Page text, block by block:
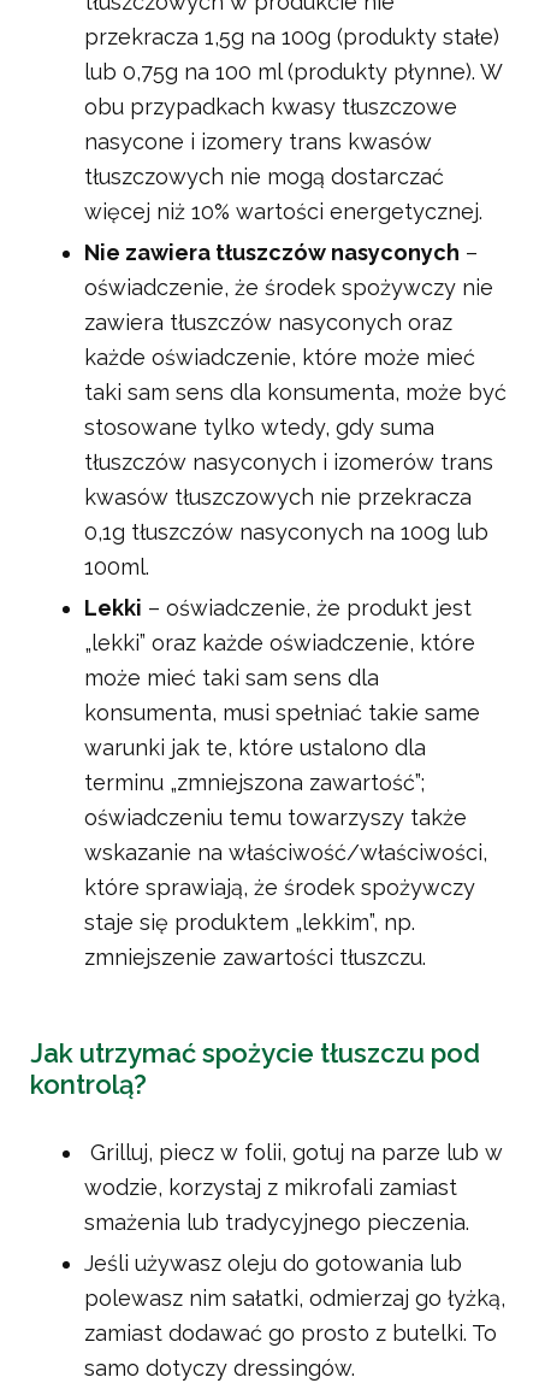
przekracza 1,5g na 100g (produkty stałe)
lub 0,75g na 100 ml (produkty płynne). W
obu przypadkach kwasy tłuszczowe
nasycone i izomery trans kwasów
tłuszczowych nie mogą dostarczać
więcej niż 10% wartości energetycznej.
Nie zawiera tłuszczów nasyconych –
oświadczenie, że środek spożywczy nie
zawiera tłuszczów nasyconych oraz
każde oświadczenie, które może mieć
taki sam sens dla konsumenta, może być
stosowane tylko wtedy, gdy suma
tłuszczów nasyconych i izomerów trans
kwasów tłuszczowych nie przekracza
0,1g tłuszczów nasyconych na 100g lub
100ml.
Lekki – oświadczenie, że produkt jest
„lekki” oraz każde oświadczenie, które
może mieć taki sam sens dla
konsumenta, musi spełniać takie same
warunki jak te, które ustalono dla
terminu „zmniejszona zawartość”;
oświadczeniu temu towarzyszy także
wskazanie na właściwość/właściwości,
które sprawiają, że środek spożywczy
staje się produktem „lekkim”, np.
zmniejszenie zawartości tłuszczu.
Jak utrzymać spożycie tłuszczu pod
kontrolą?
Grilluj, piecz w folii, gotuj na parze lub w
wodzie, korzystaj z mikrofali zamiast
smażenia lub tradycyjnego pieczenia.
Jeśli używasz oleju do gotowania lub
polewasz nim sałatki, odmierzaj go łyżką,
zamiast dodawać go prosto z butelki. To
samo dotyczy dressingów.